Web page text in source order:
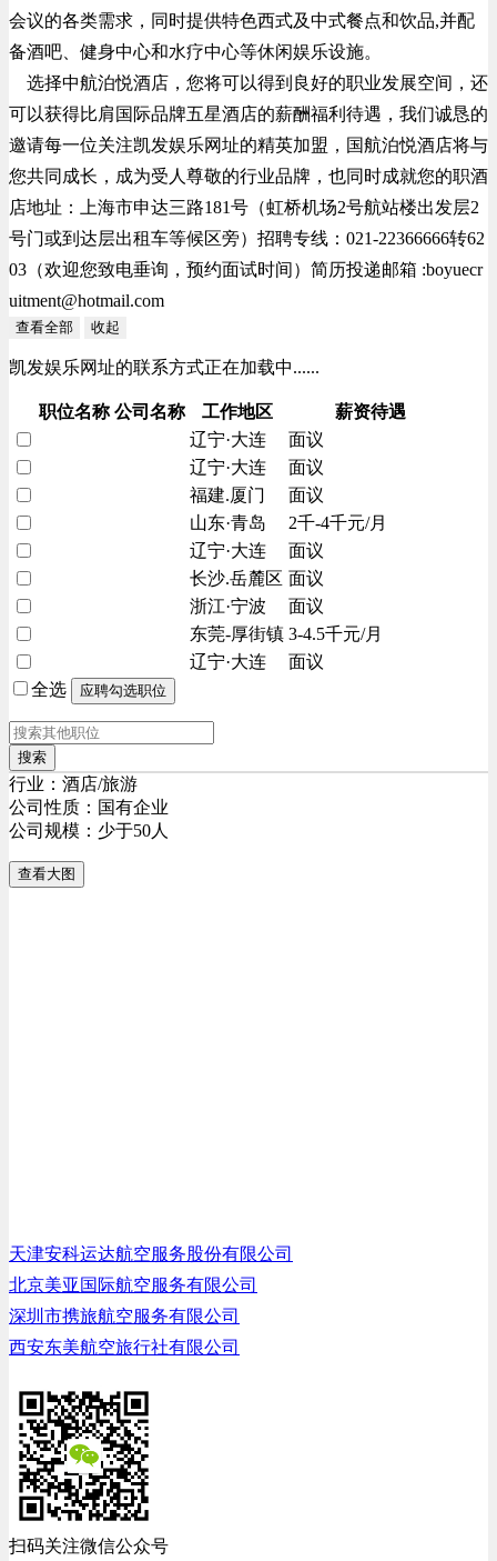
会议的各类需求，同时提供特色西式及中式餐点和饮品,并配
备酒吧、健身中心和水疗中心等休闲娱乐设施。
选择中航泊悦酒店，您将可以得到良好的职业发展空间，还
可以获得比肩国际品牌五星酒店的薪酬福利待遇，我们诚恳的
邀请每一位关注凯发娱乐网址的精英加盟，国航泊悦酒店将与
您共同成长，成为受人尊敬的行业品牌，也同时成就您的职酒
店地址：上海市申达三路181号（虹桥机场2号航站楼出发层2
号门或到达层出租车等候区旁）招聘专线：021-22366666转62
03（欢迎您致电垂询，预约面试时间）简历投递邮箱 :boyuecr
uitment@hotmail.com
查看全部 收起
凯发娱乐网址的联系方式正在加载中......
职位名称 公司名称 工作地区
薪资待遇
辽宁·大连
面议
辽宁·大连
面议
福建.厦门
面议
山东·青岛
2千-4千元/月
辽宁·大连
面议
长沙.岳麓区 面议
浙江·宁波
面议
东莞-厚街镇 3-4.5千元/月
辽宁·大连
面议
全选
搜索
行业：酒店/旅游
公司性质：国有企业
公司规模：少于50人
查看大图
天津安科运达航空服务股份有限公司
北京美亚国际航空服务有限公司
深圳市携旅航空服务有限公司
西安东美航空旅行社有限公司
扫码关注微信公众号